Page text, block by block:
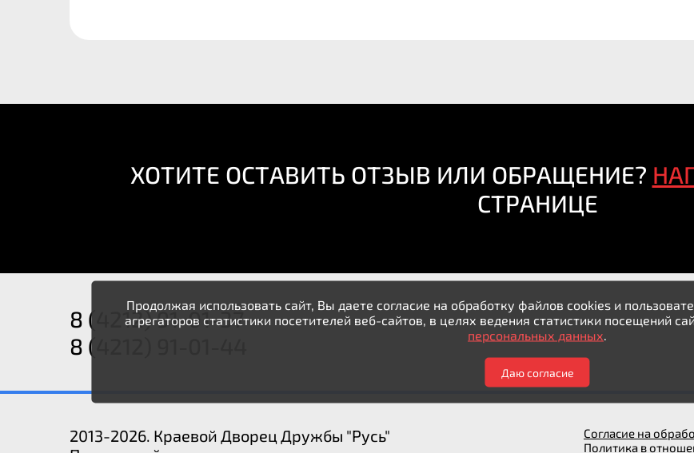
ХОТИТЕ ОСТАВИТЬ ОТЗЫВ ИЛИ ОБРАЩЕНИЕ?
СТРАНИЦЕ
8 (4212) 91-01-37
8 (4212) 91-01-44
2013-2026. Краевой Дворец Дружбы "Русь"
Согласие на
Политика в
Продолжая использовать сайт, Вы даете согласие на обработку файлов cookies и
агрегаторов статистики посетителей веб-сайтов, в целях ведения статистики посещений
персональных данных
Даю согласие